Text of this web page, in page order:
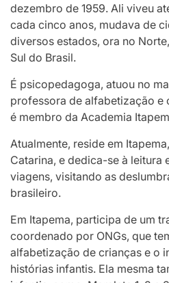
dezembro de 1959. Ali viveu
cada cinco anos, mudava de
diversos estados, ora no
Sul do Brasil.
É psicopedagoga, atuou no
professora de alfabetização e
é membro da Academia
Atualmente, reside em
Catarina, e dedica-se à leitura
viagens, visitando as
brasileiro.
Em Itapema, participa de um
coordenado por ONGs, que
alfabetização de crianças e o
histórias infantis. Ela mesma